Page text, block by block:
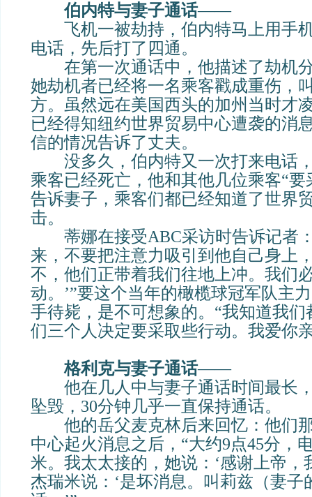
伯内特与妻子通话——
飞机一被劫持，伯内特马上用手
电话，先后打了四通。
在第一次通话中，他描述了劫机
她劫机者已经将一名乘客戳成重伤，
方。虽然远在美国西头的加州当时才
已经得知纽约世界贸易中心遭袭的消
信的情况告诉了丈夫。
没多久，伯内特又一次打来电话
乘客已经死亡，他和其他几位乘客“要
告诉妻子，乘客们都已经知道了世界
击。
蒂娜在接受ABC采访时告诉记者
来，不要把注意力吸引到他自己身上
不，他们正带着我们往地上冲。我们
动。’”要这个当年的橄榄球冠军队主
手待毙，是不可想象的。“我知道我
们三个人决定要采取些行动。我爱你
格利克与妻子通话——
他在几人中与妻子通话时间最长
坠毁，30分钟几乎一直保持通话。
他的岳父麦克林后来回忆：他们
中心起火消息之后，“大约9点45分，
米。我太太接的，她说：‘感谢上帝，
杰瑞米说：‘是坏消息。叫莉兹（妻子